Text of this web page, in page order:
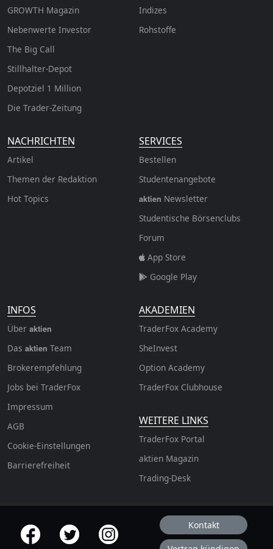
GROWTH Magazin
Nebenwerte Investor
The Big Call
Stillhalter-Depot
Depotziel 1 Million
Die Trader-Zeitung
Indizes
Rohstoffe
NACHRICHTEN
Artikel
Themen der Redaktion
Hot Topics
SERVICES
Bestellen
Studentenangebote
aktien Newsletter
Studentische Börsenclubs
Forum
App Store
Google Play
INFOS
Über aktien
Das aktien Team
Brokerempfehlung
Jobs bei TraderFox
Impressum
AGB
Cookie-Einstellungen
Barrierefreiheit
AKADEMIEN
TraderFox Academy
SheInvest
Option Academy
TraderFox Clubhouse
WEITERE LINKS
TraderFox Portal
aktien Magazin
Trading-Desk
offizielle Social Media-Accounts Kontakt